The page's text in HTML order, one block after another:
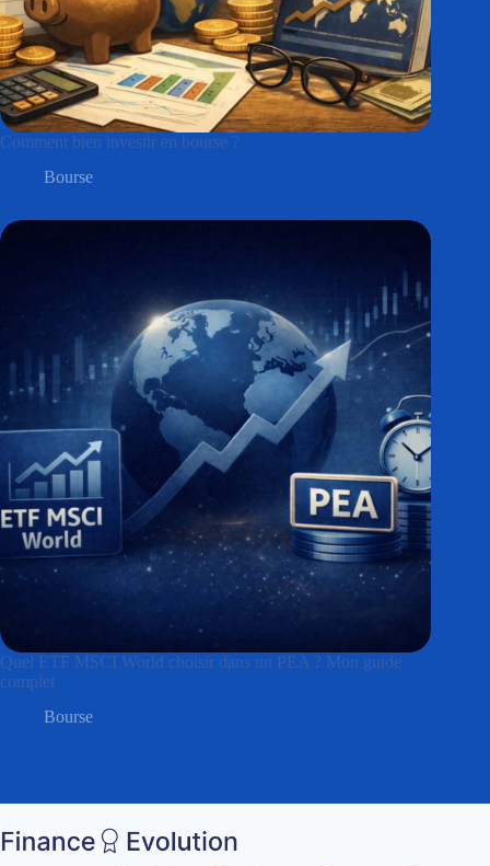
Comment bien investir en bourse ?
Bourse
Quel ETF MSCI World choisir dans un PEA ? Mon guide
complet
Bourse